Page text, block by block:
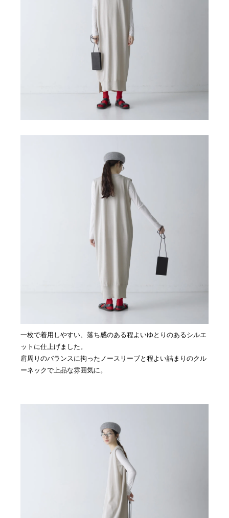
一枚で着用しやすい、落ち感のある程よいゆとりのあるシルエ
ットに仕上げました。
肩周りのバランスに拘ったノースリーブと程よい詰まりのクル
ーネックで上品な雰囲気に。